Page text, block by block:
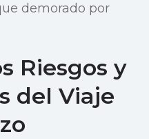
demorado por
Riesgos y
del Viaje